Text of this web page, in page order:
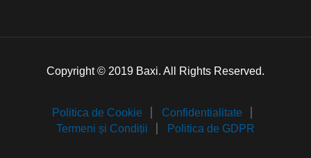
Copyright © 2019 Baxi. All Rights Reserved.
Politica de Cookie
Confidentialitate
Termeni și Condiții
Politica de GDPR